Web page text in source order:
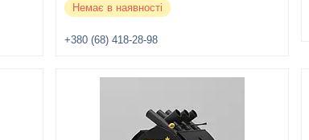
Немає в наявності
+380 (68) 418-28-98